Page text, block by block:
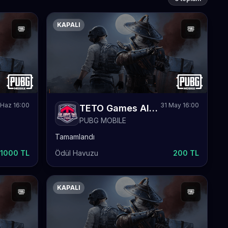
16:00
1000 TL
KAPALI
TETO Games Always-ON PUBG Mobile Daily 5
PUBG MOBILE
31 May 16:00
Tamamlandı
Ödül Havuzu
200 TL
KAPALI